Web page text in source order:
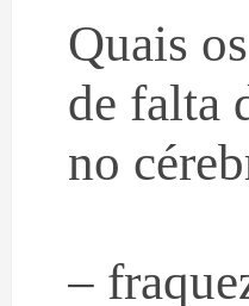
Quais
de falta
no
–